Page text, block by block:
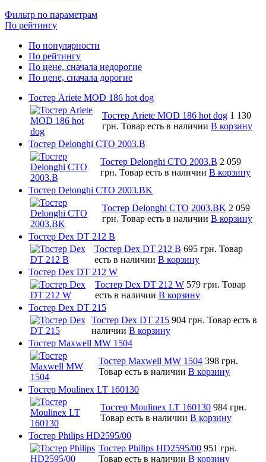
Фильтр по параметрам
По рейтингу
По популярности
По рейтингу
По цене, сначала недорогие
По цене, сначала дорогие
Тостер Ariete MOD 186 hot dog
Тостер Ariete MOD 186 hot dog 1 130
грн. Товар есть в наличии В корзину
Тостер Delonghi CTO 2003.B
Тостер Delonghi CTO 2003.B 2 059
грн. Товар есть в наличии В корзину
Тостер Delonghi CTO 2003.BK
Тостер Delonghi CTO 2003.BK 2 059
грн. Товар есть в наличии В корзину
Тостер Dex DT 212 B
Тостер Dex DT 212 B 695 грн. Товар
есть в наличии В корзину
Тостер Dex DT 212 W
Тостер Dex DT 212 W 579 грн. Товар
есть в наличии В корзину
Тостер Dex DT 215
Тостер Dex DT 215 904 грн. Товар есть в
наличии В корзину
Тостер Maxwell MW 1504
Тостер Maxwell MW 1504 398 грн.
Товар есть в наличии В корзину
Тостер Moulinex LT 160130
Тостер Moulinex LT 160130 984 грн.
Товар есть в наличии В корзину
Тостер Philips HD2595/00
Тостер Philips HD2595/00 951 грн.
Товар есть в наличии В корзину